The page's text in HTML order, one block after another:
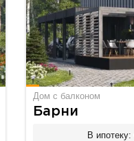
Дом с балконом
Барни
В ипотеку: